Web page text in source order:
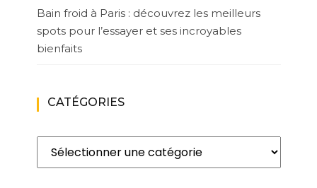
Bain froid à Paris : découvrez les meilleurs
spots pour l’essayer et ses incroyables
bienfaits
CATÉGORIES
Catégories